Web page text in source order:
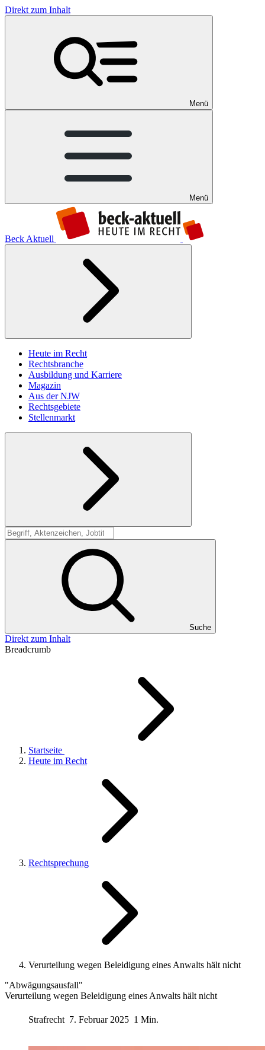
Direkt zum Inhalt
Menü
Menü
Beck Aktuell
Heute im Recht
Rechtsbranche
Ausbildung und Karriere
Magazin
Aus der NJW
Rechtsgebiete
Stellenmarkt
Suche
Suche
Direkt zum Inhalt
Breadcrumb
Startseite
Heute im Recht
Rechtsprechung
Verurteilung wegen Beleidigung eines Anwalts hält nicht
"Abwägungsausfall"
Verurteilung wegen Beleidigung eines Anwalts hält nicht
Strafrecht 7. Februar 2025 1 Min.